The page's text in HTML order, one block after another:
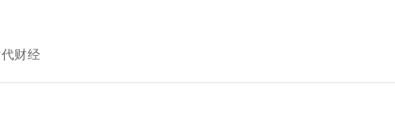
财经